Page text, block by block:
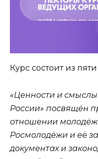
Курс состоит из
«Ценности и
России» посвящён
отношении
Росмолодёжи и её
документах и